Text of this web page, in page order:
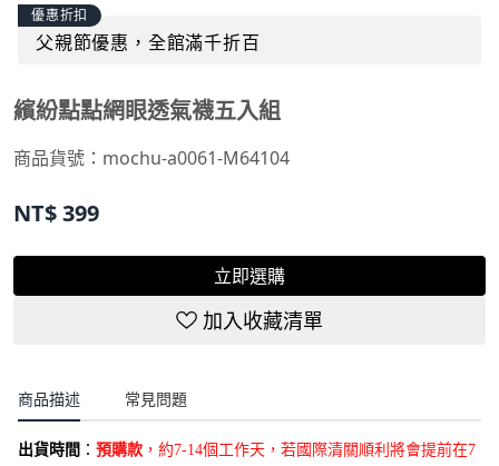
優惠折扣
父親節優惠，全館滿千折百
繽紛點點網眼透氣襪五入組
商品貨號： mochu-a0061-M64104
NT$399
立即選購
加入收藏清單
商品描述 常見問題
出貨時間 ： 預購款 ，約7-14個工作天，若國際清關順利將會提前在7